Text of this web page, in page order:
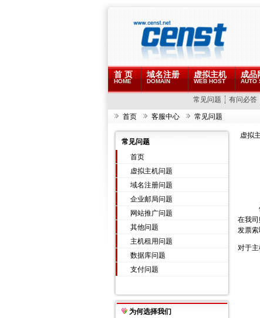
首 页
HOME
域名注册
DOMAIN
虚拟主机
WEB HOST
成品
AUTO
常见问题 有问必答
首页 客服中心 常见问题
常见问题
首页
虚拟主机问题
域名注册问题
企业邮局问题
网站推广问题
其他问题
主机租用问题
数据库问题
支付问题
为何选择我们
虚拟
在我
发票
对于